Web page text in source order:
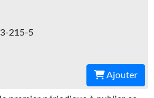
215-5
Ajouter